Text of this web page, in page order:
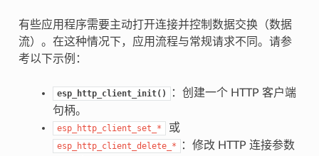
有些应用程序需要主动打开连接并控制数据交换（数据
流）。在这种情况下，应用流程与常规请求不同。请参
考以下示例：
esp_http_client_init()
：创建一个 HTTP 客户端
句柄。
esp_http_client_set_* 或
esp_http_client_delete_*
：修改 HTTP 连接参数